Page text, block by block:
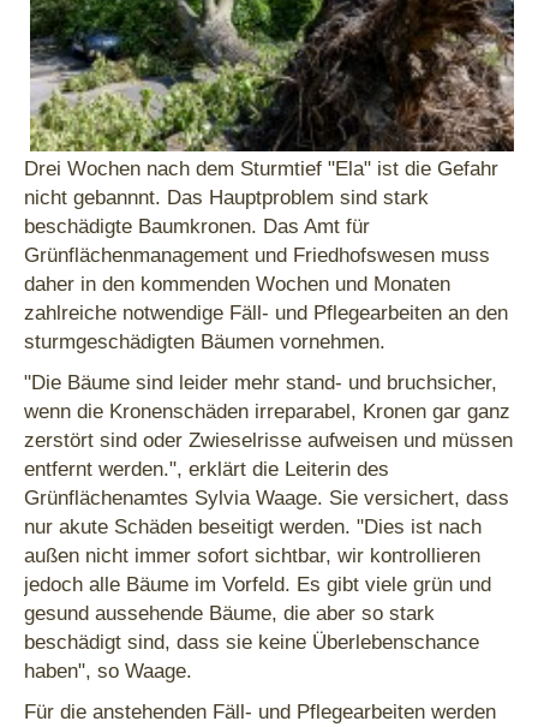
Drei Wochen nach dem Sturmtief "Ela" ist die Gefahr
nicht gebannnt. Das Hauptproblem sind stark
beschädigte Baumkronen. Das Amt für
Grünflächenmanagement und Friedhofswesen muss
daher in den kommenden Wochen und Monaten
zahlreiche notwendige Fäll- und Pflegearbeiten an den
sturmgeschädigten Bäumen vornehmen.
"Die Bäume sind leider mehr stand- und bruchsicher,
wenn die Kronenschäden irreparabel, Kronen gar ganz
zerstört sind oder Zwieselrisse aufweisen und müssen
entfernt werden.", erklärt die Leiterin des
Grünflächenamtes Sylvia Waage. Sie versichert, dass
nur akute Schäden beseitigt werden. "Dies ist nach
außen nicht immer sofort sichtbar, wir kontrollieren
jedoch alle Bäume im Vorfeld. Es gibt viele grün und
gesund aussehende Bäume, die aber so stark
beschädigt sind, dass sie keine Überlebenschance
haben", so Waage.
Für die anstehenden Fäll- und Pflegearbeiten werden